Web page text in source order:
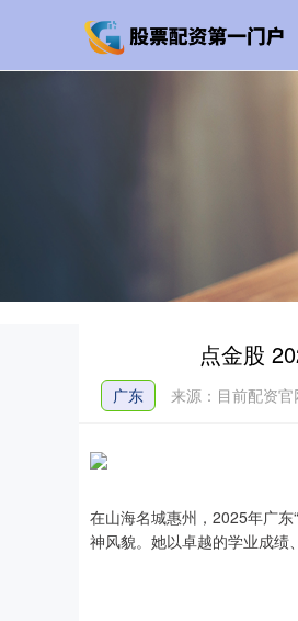
点金股
广东 来源：目前配资官
在山海名城惠州，2025年广
神风貌。她以卓越的学业成绩